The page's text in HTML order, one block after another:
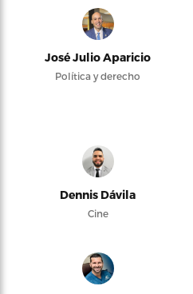
José Julio Aparicio
Política y derecho
Dennis Dávila
Cine